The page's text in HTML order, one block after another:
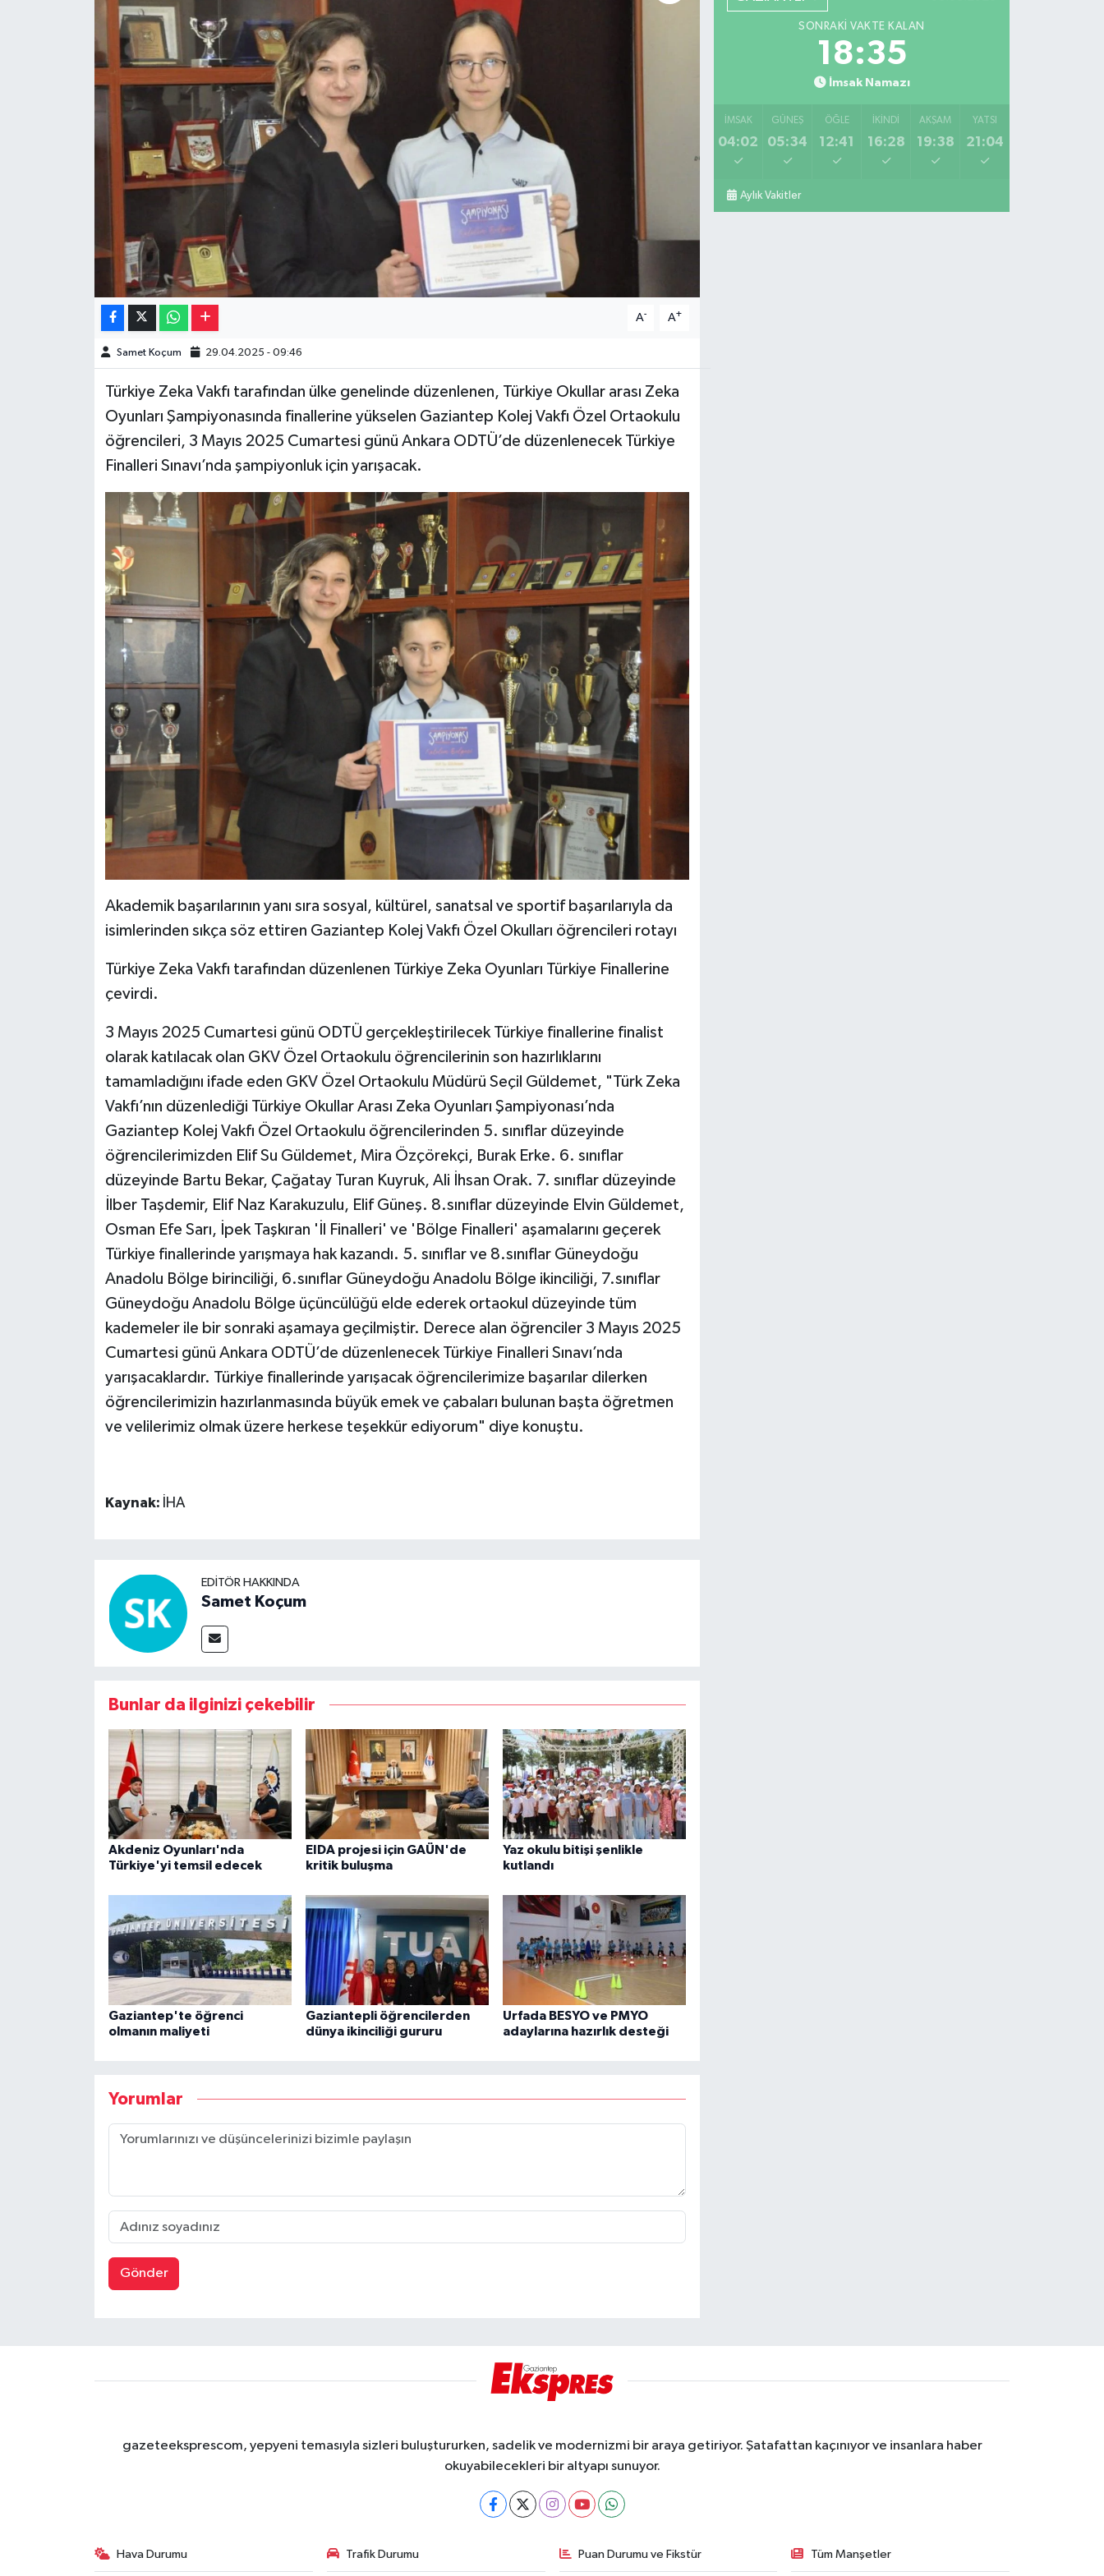
A- A+
Samet Koçum 29.04.2025 - 09:46
Türkiye Zeka Vakfı tarafından ülke genelinde düzenlenen, Türkiye Okullar arası Zeka
Oyunları Şampiyonasında finallerine yükselen Gaziantep Kolej Vakfı Özel Ortaokulu
öğrencileri, 3 Mayıs 2025 Cumartesi günü Ankara ODTÜ’de düzenlenecek Türkiye
Finalleri Sınavı’nda şampiyonluk için yarışacak.
Akademik başarılarının yanı sıra sosyal, kültürel, sanatsal ve sportif başarılarıyla da
isimlerinden sıkça söz ettiren Gaziantep Kolej Vakfı Özel Okulları öğrencileri rotayı
Türkiye Zeka Vakfı tarafından düzenlenen Türkiye Zeka Oyunları Türkiye Finallerine
çevirdi.
3 Mayıs 2025 Cumartesi günü ODTÜ gerçekleştirilecek Türkiye finallerine finalist
olarak katılacak olan GKV Özel Ortaokulu öğrencilerinin son hazırlıklarını
tamamladığını ifade eden GKV Özel Ortaokulu Müdürü Seçil Güldemet, "Türk Zeka
Vakfı’nın düzenlediği Türkiye Okullar Arası Zeka Oyunları Şampiyonası’nda
Gaziantep Kolej Vakfı Özel Ortaokulu öğrencilerinden 5. sınıflar düzeyinde
öğrencilerimizden Elif Su Güldemet, Mira Özçörekçi, Burak Erke. 6. sınıflar
düzeyinde Bartu Bekar, Çağatay Turan Kuyruk, Ali İhsan Orak. 7. sınıflar düzeyinde
İlber Taşdemir, Elif Naz Karakuzulu, Elif Güneş. 8.sınıflar düzeyinde Elvin Güldemet,
Osman Efe Sarı, İpek Taşkıran 'İl Finalleri' ve 'Bölge Finalleri' aşamalarını geçerek
Türkiye finallerinde yarışmaya hak kazandı. 5. sınıflar ve 8.sınıflar Güneydoğu
Anadolu Bölge birinciliği, 6.sınıflar Güneydoğu Anadolu Bölge ikinciliği, 7.sınıflar
Güneydoğu Anadolu Bölge üçüncülüğü elde ederek ortaokul düzeyinde tüm
kademeler ile bir sonraki aşamaya geçilmiştir. Derece alan öğrenciler 3 Mayıs 2025
Cumartesi günü Ankara ODTÜ’de düzenlenecek Türkiye Finalleri Sınavı’nda
yarışacaklardır. Türkiye finallerinde yarışacak öğrencilerimize başarılar dilerken
öğrencilerimizin hazırlanmasında büyük emek ve çabaları bulunan başta öğretmen
ve velilerimiz olmak üzere herkese teşekkür ediyorum" diye konuştu.
Kaynak: İHA
EDITÖR HAKKINDA
Samet Koçum
Bunlar da ilginizi çekebilir
Akdeniz Oyunları'nda
Türkiye'yi temsil edecek
EIDA projesi için GAÜN'de
kritik buluşma
Yaz okulu bitişi şenlikle
kutlandı
Gaziantep'te öğrenci
olmanın maliyeti
Gaziantepli öğrencilerden
dünya ikinciliği gururu
Urfada BESYO ve PMYO
adaylarına hazırlık desteği
Yorumlar
Gönder
SONRAKI VAKTE KALAN
18:34
İmsak Namazı
İMSAK
04:02
GÜNEŞ
05:34
ÖĞLE
12:41
İKINDI
16:28
AKŞAM
19:38
YATSI
21:04
Aylık Vakitler
gazeteeksprescom, yepyeni temasıyla sizleri buluştururken, sadelik ve modernizmi bir araya getiriyor. Şatafattan kaçınıyor ve insanlara haber
okuyabilecekleri bir altyapı sunuyor.
Hava Durumu Trafik Durumu Puan Durumu ve Fikstür Tüm Manşetler
Resmi İlanlar
Yeme-İçme